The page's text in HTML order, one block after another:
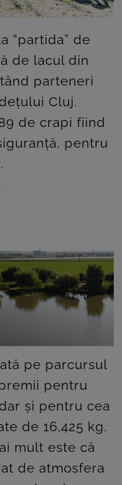
“partida” de
de lacul din
parteneri
Cluj.
de crapi fiind
pentru
pe parcursul
pentru
și pentru cea
de 16,425 kg.
mult este că
de atmosfera